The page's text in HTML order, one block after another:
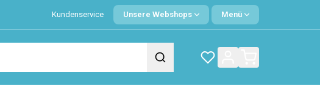
Kundenservice Unsere Webshops Menü